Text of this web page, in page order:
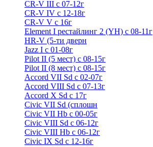
CR-V III с 07-12г
CR-V IV с 12-18г
CR-V V с 16г
Element I рестайлинг 2 (YH) с 08-11г
HR-V (5-ти дверн
Jazz I c 01-08г
Pilot II (5 мест) с 08-15г
Pilot II (8 мест) с 08-15г
Accord VII Sd с 02-07г
Accord VIII Sd с 07-13г
Accord X Sd с 17г
Civic VII Sd (сплошн
Civic VII Hb с 00-05г
Civic VIII Sd с 06-12г
Civic VIII Hb с 06-12г
Civic IX Sd c 12-16г